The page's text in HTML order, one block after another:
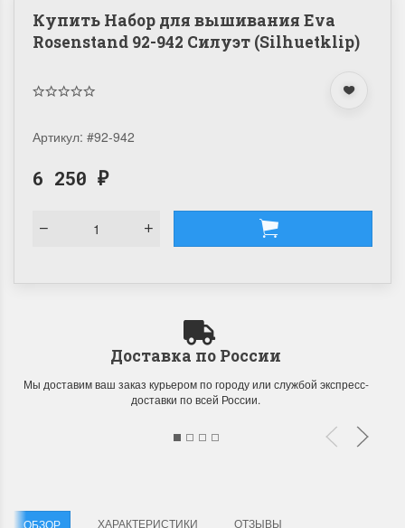
Купить Набор для вышивания Eva
Rosenstand 92-942 Силуэт (Silhuetklip)
Артикул: #92-942
6 250 ₽
Доставка по России
Мы доставим ваш заказ курьером по городу или службой экспресс-
доставки по всей России.
ОБЗОР ХАРАКТЕРИСТИКИ ОТЗЫВЫ